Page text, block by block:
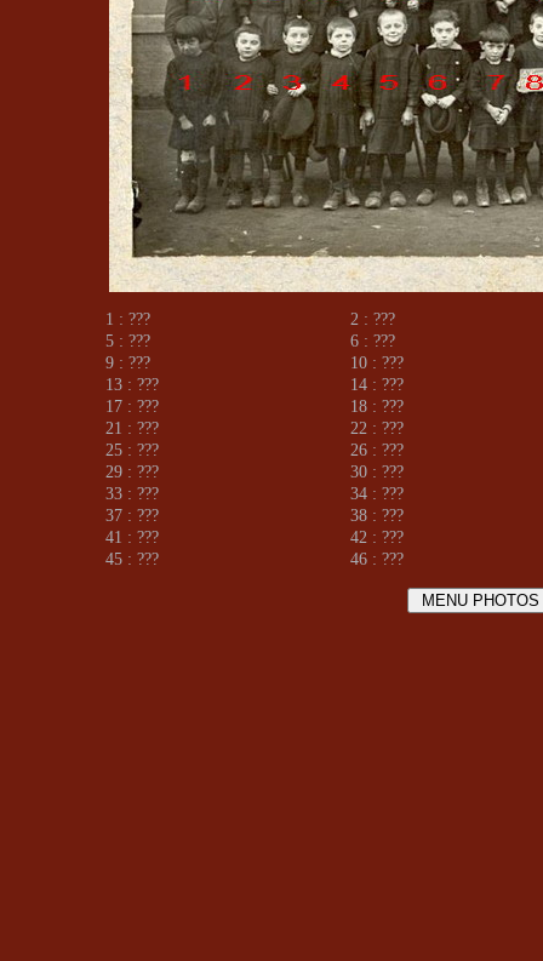
1 : ???
2 : ???
5 : ???
6 : ???
9 : ???
10 : ???
13 : ???
14 : ???
17 : ???
18 : ???
21 : ???
22 : ???
25 : ???
26 : ???
29 : ???
30 : ???
33 : ???
34 : ???
37 : ???
38 : ???
41 : ???
42 : ???
45 : ???
46 : ???